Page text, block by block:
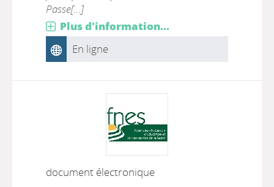
Passe[...]
Plus d'information...
En ligne
document électronique